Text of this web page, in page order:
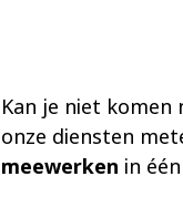
Kan je niet komen
onze diensten
meewerken in